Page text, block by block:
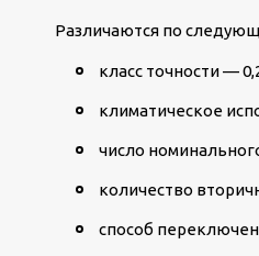
Различаются по
класс точности —
климатическое
число
количество
способ